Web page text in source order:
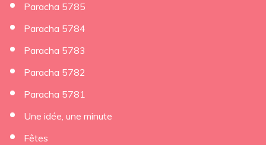
Paracha 5785
Paracha 5784
Paracha 5783
Paracha 5782
Paracha 5781
Une idée, une minute
Fêtes